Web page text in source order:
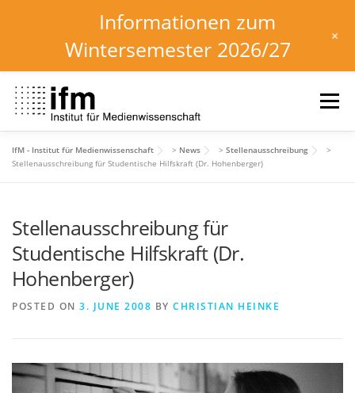
content
Menu
HOME NEWS KALENDER STUDIUM
INSTITUT FORSCHUNG DOWNLOADS
IfM - Institut für Medienwissenschaft > News > Stellenausschreibung
>
Stellenausschreibung für Studentische Hilfskraft (Dr. Hohenberger)
Stellenausschreibung für
Studentische Hilfskraft (Dr.
Hohenberger)
POSTED ON 3. JUNE 2008 BY CHRISTIAN HEINKE
Informationen zum
Wintersemester 2026/27
+